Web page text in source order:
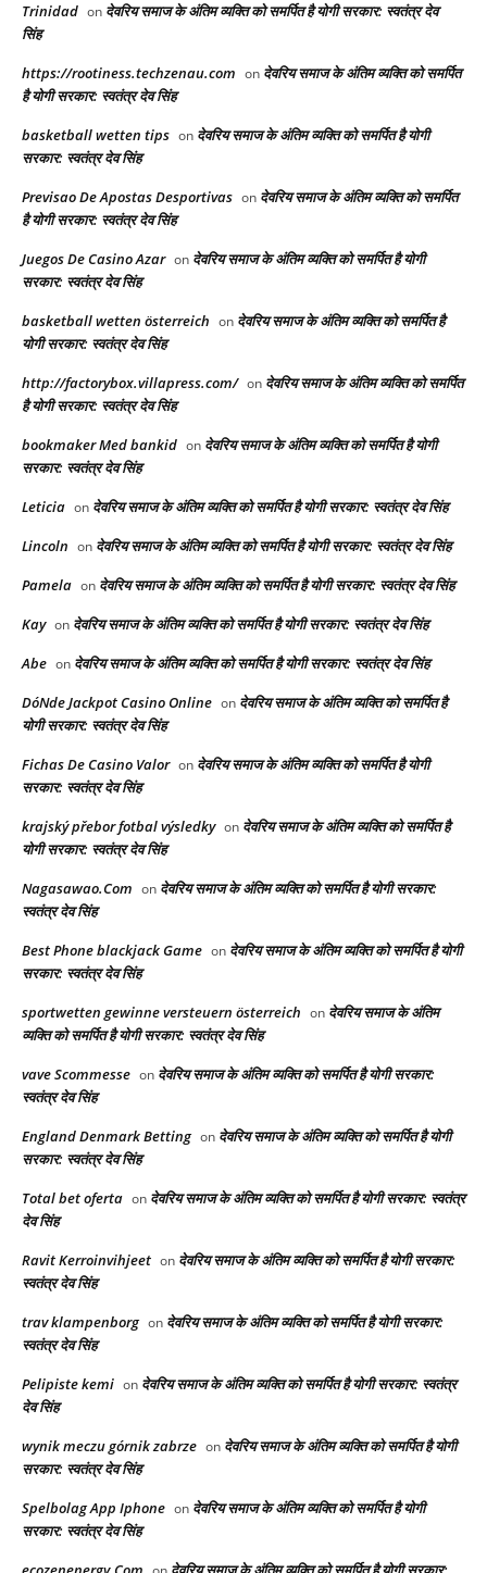
Trinidad on देवरिय समाज के अंतिम व्यक्ति को समर्पित है योगी सरकार: स्वतंत्र देव
सिंह
https://rootiness.techzenau.com on देवरिय समाज के अंतिम व्यक्ति को समर्पित
है योगी सरकार: स्वतंत्र देव सिंह
basketball wetten tips on देवरिय समाज के अंतिम व्यक्ति को समर्पित है योगी
सरकार: स्वतंत्र देव सिंह
Previsao De Apostas Desportivas on देवरिय समाज के अंतिम व्यक्ति को समर्पित
है योगी सरकार: स्वतंत्र देव सिंह
Juegos De Casino Azar on देवरिय समाज के अंतिम व्यक्ति को समर्पित है योगी
सरकार: स्वतंत्र देव सिंह
basketball wetten österreich on देवरिय समाज के अंतिम व्यक्ति को समर्पित है
योगी सरकार: स्वतंत्र देव सिंह
http://factorybox.villapress.com/ on देवरिय समाज के अंतिम व्यक्ति को समर्पित
है योगी सरकार: स्वतंत्र देव सिंह
bookmaker Med bankid on देवरिय समाज के अंतिम व्यक्ति को समर्पित है योगी
सरकार: स्वतंत्र देव सिंह
Leticia on देवरिय समाज के अंतिम व्यक्ति को समर्पित है योगी सरकार: स्वतंत्र देव सिंह
Lincoln on देवरिय समाज के अंतिम व्यक्ति को समर्पित है योगी सरकार: स्वतंत्र देव सिंह
Pamela on देवरिय समाज के अंतिम व्यक्ति को समर्पित है योगी सरकार: स्वतंत्र देव सिंह
Kay on देवरिय समाज के अंतिम व्यक्ति को समर्पित है योगी सरकार: स्वतंत्र देव सिंह
Abe on देवरिय समाज के अंतिम व्यक्ति को समर्पित है योगी सरकार: स्वतंत्र देव सिंह
DóNde Jackpot Casino Online on देवरिय समाज के अंतिम व्यक्ति को समर्पित है
योगी सरकार: स्वतंत्र देव सिंह
Fichas De Casino Valor on देवरिय समाज के अंतिम व्यक्ति को समर्पित है योगी
सरकार: स्वतंत्र देव सिंह
krajský přebor fotbal výsledky on देवरिय समाज के अंतिम व्यक्ति को समर्पित है
योगी सरकार: स्वतंत्र देव सिंह
Nagasawao.Com on देवरिय समाज के अंतिम व्यक्ति को समर्पित है योगी सरकार:
स्वतंत्र देव सिंह
Best Phone blackjack Game on देवरिय समाज के अंतिम व्यक्ति को समर्पित है योगी
सरकार: स्वतंत्र देव सिंह
sportwetten gewinne versteuern österreich on देवरिय समाज के अंतिम
व्यक्ति को समर्पित है योगी सरकार: स्वतंत्र देव सिंह
vave Scommesse on देवरिय समाज के अंतिम व्यक्ति को समर्पित है योगी सरकार:
स्वतंत्र देव सिंह
England Denmark Betting on देवरिय समाज के अंतिम व्यक्ति को समर्पित है योगी
सरकार: स्वतंत्र देव सिंह
Total bet oferta on देवरिय समाज के अंतिम व्यक्ति को समर्पित है योगी सरकार: स्वतंत्र
देव सिंह
Ravit Kerroinvihjeet on देवरिय समाज के अंतिम व्यक्ति को समर्पित है योगी सरकार:
स्वतंत्र देव सिंह
trav klampenborg on देवरिय समाज के अंतिम व्यक्ति को समर्पित है योगी सरकार:
स्वतंत्र देव सिंह
Pelipiste kemi on देवरिय समाज के अंतिम व्यक्ति को समर्पित है योगी सरकार: स्वतंत्र
देव सिंह
wynik meczu górnik zabrze on देवरिय समाज के अंतिम व्यक्ति को समर्पित है योगी
सरकार: स्वतंत्र देव सिंह
Spelbolag App Iphone on देवरिय समाज के अंतिम व्यक्ति को समर्पित है योगी
सरकार: स्वतंत्र देव सिंह